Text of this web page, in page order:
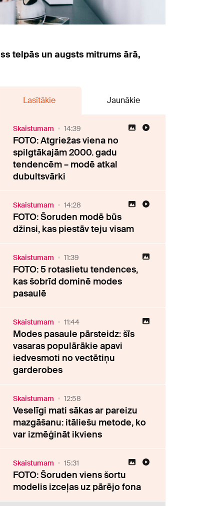
telpās un augsts mitrums ārā,
Lasītākie Jaunākie
Skaistumam 14:39
FOTO: Atgriežas viena no
spilgtākajām 2000. gadu
tendencēm – modē atkal
dubultsvārki
Skaistumam 14:28
FOTO: Šoruden modē būs
džinsi, kas piestāv teju visam
Skaistumam 11:39
FOTO: 5 rotaslietu tendences,
kas šobrīd dominē modes
pasaulē
Skaistumam 11:44
Modes pasaule pārsteidz: šīs
vasaras populārākie apavi
iedvesmoti no vectētiņu
garderobes
Skaistumam 12:58
Veselīgi mati sākas ar pareizu
mazgāšanu: itāliešu metode, ko
var izmēģināt ikviens
Skaistumam 15:31
FOTO: Šoruden viens šortu
modelis izceļas uz pārējo fona